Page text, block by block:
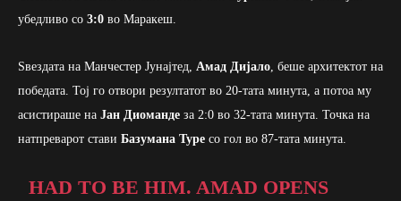
убедливо со 3:0 во Маракеш.
Ѕвездата на Манчестер Јунајтед, Амад Дијало , беше архитектот на
победата. Тој го отвори резултатот во 20-тата минута, а потоа му
асистираше на Јан Диоманде за 2:0 во 32-тата минута. Точка на
натпреварот стави Базумана Туре со гол во 87-тата минута.
HAD TO BE HIM. AMAD OPENS